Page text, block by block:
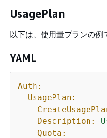
UsagePlan
以下は、使用量プランの例
YAML
Auth:
UsagePlan:
Description:
Quota: